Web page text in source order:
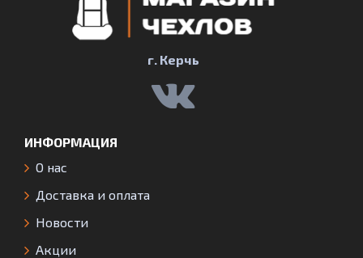
г. Керчь
ИНФОРМАЦИЯ
О нас
Доставка и оплата
Новости
Акции